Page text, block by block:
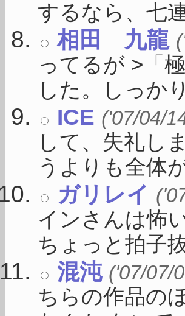
するなら、七
相田 九龍
ってるが >「
した。しっか
ICE ('07/04/
して、失礼し
うよりも全体
ガリレイ
インさんは怖
ちょっと拍子
混沌 ('07/07/
ちらの作品の